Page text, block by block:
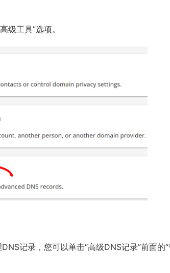
级工具”选项。
记录，您可以单击“高级DNS记录”前面的“